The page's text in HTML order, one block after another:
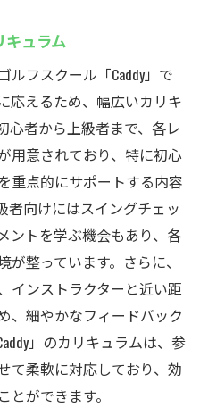
キュラム
フスクール「Caddy」で
応えるため、幅広いカリキ
心者から上級者まで、各レ
用意されており、特に初心
重点的にサポートする内容
者向けにはスイングチェッ
ントを学ぶ機会もあり、各
整っています。さらに、
インストラクターと近い距
、細やかなフィードバック
」のカリキュラムは、参
て柔軟に対応しており、効
ができます。